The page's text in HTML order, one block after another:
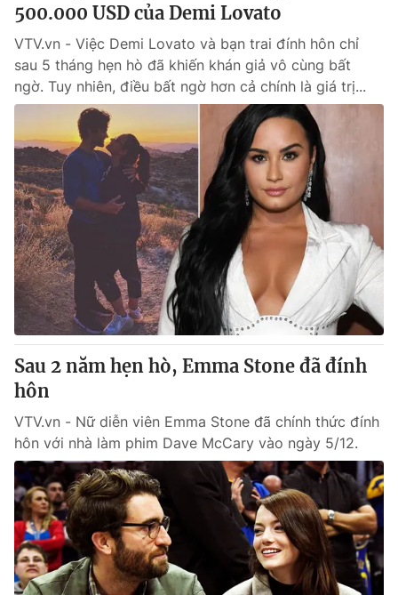
500.000 USD của Demi Lovato
VTV.vn - Việc Demi Lovato và bạn trai đính hôn chỉ
sau 5 tháng hẹn hò đã khiến khán giả vô cùng bất
ngờ. Tuy nhiên, điều bất ngờ hơn cả chính là giá trị...
Sau 2 năm hẹn hò, Emma Stone đã đính
hôn
VTV.vn - Nữ diễn viên Emma Stone đã chính thức đính
hôn với nhà làm phim Dave McCary vào ngày 5/12.